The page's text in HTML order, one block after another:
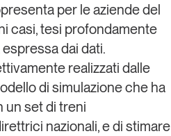
per le aziende del
casi, tesi profondamente
dai dati.
realizzati dalle
di simulazione che ha
un set di treni
nazionali, e di stimare